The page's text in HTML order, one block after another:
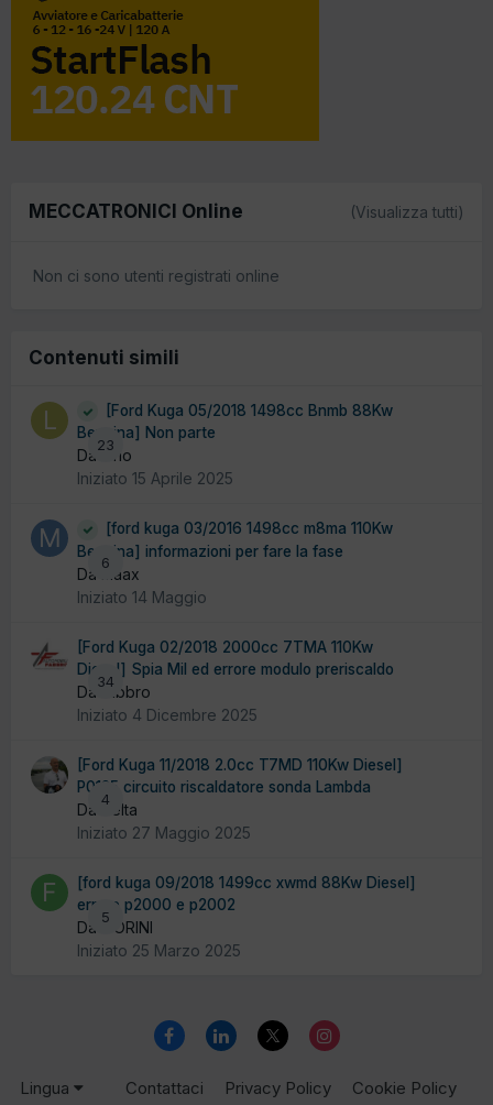
MECCATRONICI Online (Visualizza tutti)
Non ci sono utenti registrati online
Contenuti simili
23
[Ford Kuga 05/2018 1498cc Bnmb 88Kw
Benzina] Non parte
Da lario
Iniziato 15 Aprile 2025
6
[ford kuga 03/2016 1498cc m8ma 110Kw
Benzina] informazioni per fare la fase
Da maax
Iniziato 14 Maggio
34
[Ford Kuga 02/2018 2000cc 7TMA 110Kw
Diesel] Spia Mil ed errore modulo preriscaldo
Da fabbro
Iniziato 4 Dicembre 2025
4
[Ford Kuga 11/2018 2.0cc T7MD 110Kw Diesel]
P0135 circuito riscaldatore sonda Lambda
Da delta
Iniziato 27 Maggio 2025
5
[ford kuga 09/2018 1499cc xwmd 88Kw Diesel]
errore p2000 e p2002
Da FIORINI
Iniziato 25 Marzo 2025
Lingua Contattaci Privacy Policy
Cookie Policy